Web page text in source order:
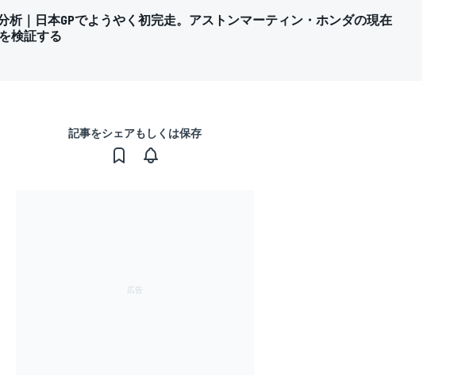
析｜日本GPでようやく初完走。アストンマーティン・ホンダの現在
検証する
記事をシェアもしくは保存